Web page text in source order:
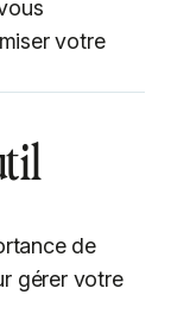
votre
de
gérer votre